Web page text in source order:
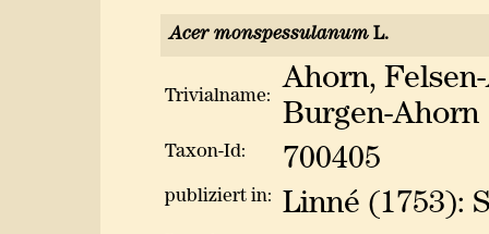
Acer monspessulanum L.
Trivialname:
Ahorn,
Burgen-Ahorn
Taxon-Id: 700405
publiziert in: Linné (1753):